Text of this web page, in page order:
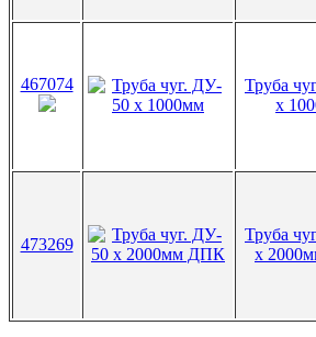
467074
Труба
х
473269
Труба
х